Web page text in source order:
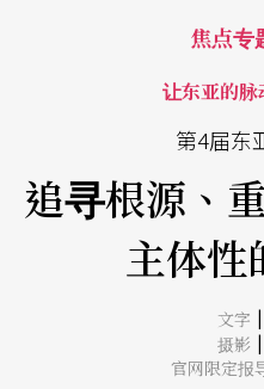
焦点专
让东亚的
第4届东
追寻根源、
主体性
文字 |
摄影 |
官网限定报